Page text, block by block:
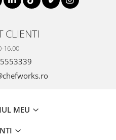
CLIENTI
16.00
MEU